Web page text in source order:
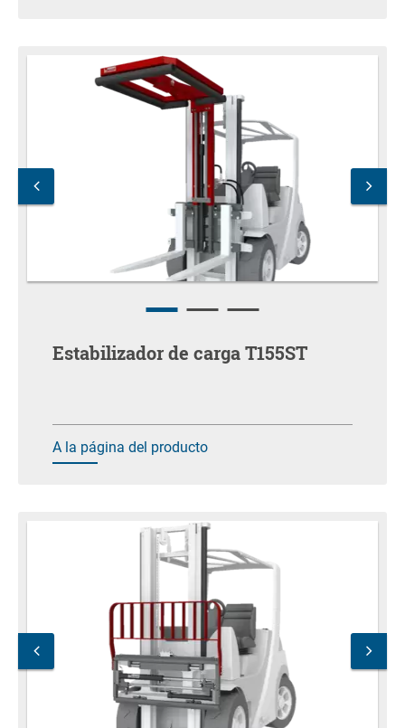
Estabilizador de carga T155ST
A la página del producto